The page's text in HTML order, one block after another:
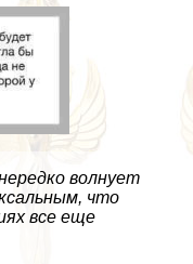
волнует
что
все еще